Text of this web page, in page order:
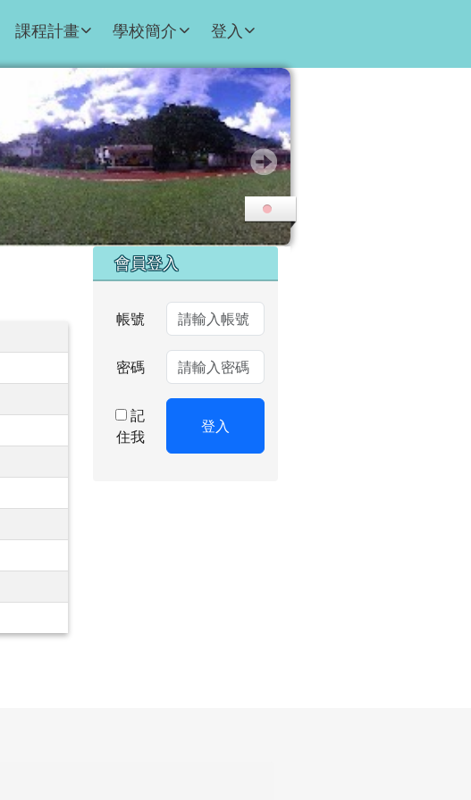
課程計畫 學校簡介 登入
右邊區域內容
會員登入
帳號
密碼
記
住我
登入